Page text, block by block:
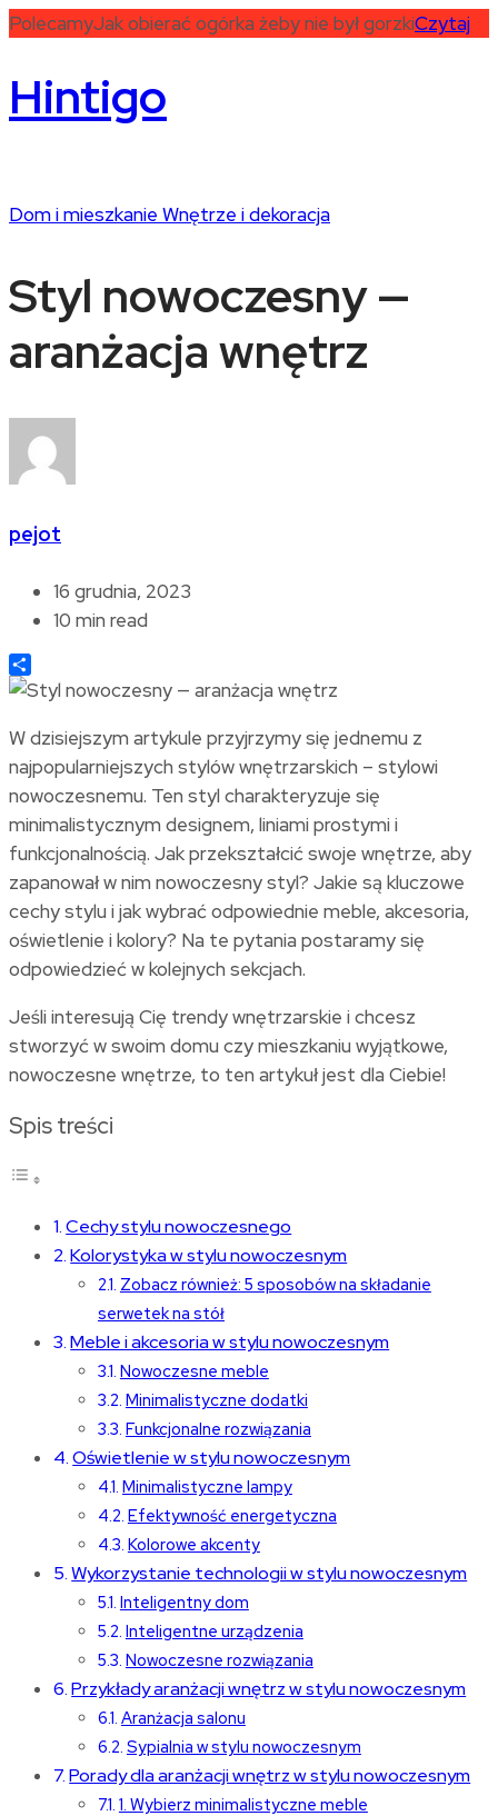
PolecamyJak obierać ogórka żeby nie był gorzkiCzytaj
Hintigo
Dom i mieszkanie Wnętrze i dekoracja
Styl nowoczesny —
aranżacja wnętrz
pejot
16 grudnia, 2023
10 min read
Share
W dzisiejszym artykule przyjrzymy się jednemu z
najpopularniejszych stylów wnętrzarskich – stylowi
nowoczesnemu. Ten styl charakteryzuje się
minimalistycznym designem, liniami prostymi i
funkcjonalnością. Jak przekształcić swoje wnętrze, aby
zapanował w nim nowoczesny styl? Jakie są kluczowe
cechy stylu i jak wybrać odpowiednie meble, akcesoria,
oświetlenie i kolory? Na te pytania postaramy się
odpowiedzieć w kolejnych sekcjach.
Jeśli interesują Cię trendy wnętrzarskie i chcesz
stworzyć w swoim domu czy mieszkaniu wyjątkowe,
nowoczesne wnętrze, to ten artykuł jest dla Ciebie!
Spis treści
Cechy stylu nowoczesnego
Kolorystyka w stylu nowoczesnym
Zobacz również: 5 sposobów na składanie
serwetek na stół
Meble i akcesoria w stylu nowoczesnym
Nowoczesne meble
Minimalistyczne dodatki
Funkcjonalne rozwiązania
Oświetlenie w stylu nowoczesnym
Minimalistyczne lampy
Efektywność energetyczna
Kolorowe akcenty
Wykorzystanie technologii w stylu nowoczesnym
Inteligentny dom
Inteligentne urządzenia
Nowoczesne rozwiązania
Przykłady aranżacji wnętrz w stylu nowoczesnym
Aranżacja salonu
Sypialnia w stylu nowoczesnym
Porady dla aranżacji wnętrz w stylu nowoczesnym
1. Wybierz minimalistyczne meble